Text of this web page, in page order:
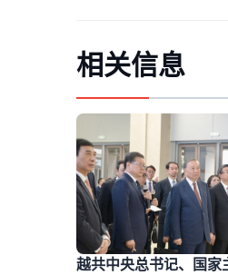
相关信息
越共中央总书记、国家